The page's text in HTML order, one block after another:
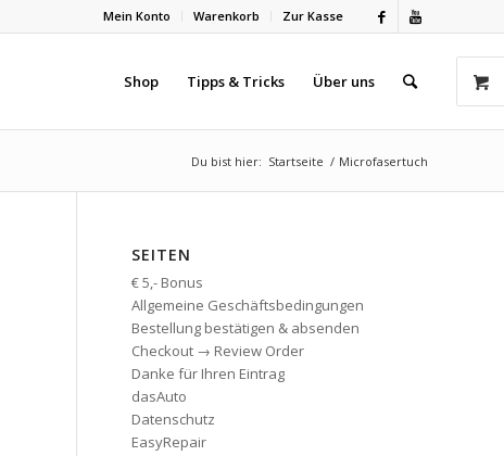
Mein Konto Warenkorb Zur Kasse
Shop Tipps & Tricks Über uns
Du bist hier: Startseite / Microfasertuch
SEITEN
€ 5,- Bonus
Allgemeine Geschäftsbedingungen
Bestellung bestätigen & absenden
Checkout → Review Order
Danke für Ihren Eintrag
dasAuto
Datenschutz
EasyRepair